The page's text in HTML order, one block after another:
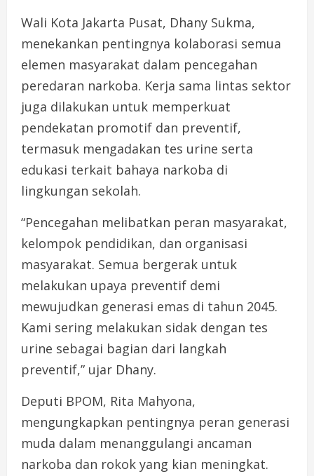
Wali Kota Jakarta Pusat, Dhany Sukma,
menekankan pentingnya kolaborasi semua
elemen masyarakat dalam pencegahan
peredaran narkoba. Kerja sama lintas sektor
juga dilakukan untuk memperkuat
pendekatan promotif dan preventif,
termasuk mengadakan tes urine serta
edukasi terkait bahaya narkoba di
lingkungan sekolah.
“Pencegahan melibatkan peran masyarakat,
kelompok pendidikan, dan organisasi
masyarakat. Semua bergerak untuk
melakukan upaya preventif demi
mewujudkan generasi emas di tahun 2045.
Kami sering melakukan sidak dengan tes
urine sebagai bagian dari langkah
preventif,” ujar Dhany.
Deputi BPOM, Rita Mahyona,
mengungkapkan pentingnya peran generasi
muda dalam menanggulangi ancaman
narkoba dan rokok yang kian meningkat.